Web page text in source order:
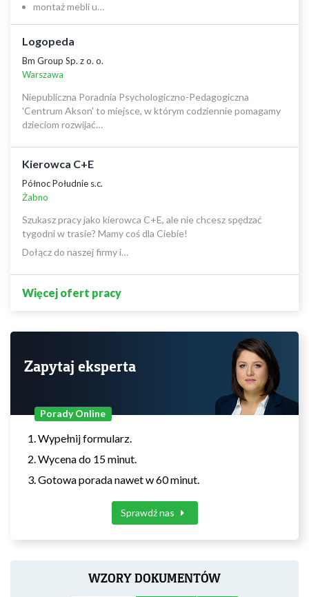
montaż mebli u…
Logopeda
Bm Group Sp. z o. o.
Warszawa
Niepubliczna Poradnia Psychologiczno-Pedagogiczna
'Centrum Akson' to miejsce, w którym codziennie pomagamy
dzieciom rozwijać…
Kierowca C+E
Północ Południe s.c.
Żabno
Szukasz pracy jako kierowca C+E, ale nie chcesz spędzać
tygodni w trasie? Mamy coś dla Ciebie!
Dołącz do naszej firmy i…
Więcej ofert pracy
Zapytaj eksperta
Porady Online
Wypełnij formularz.
Wycena do 15 minut.
Gotowa porada nawet w 60 minut.
Sprawdź nas
WZORY DOKUMENTÓW